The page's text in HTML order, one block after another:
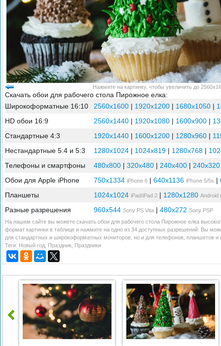
Нажмите на картинку, чтобы увеличить до
Скачать обои для рабочего стола Пирожное елка:
Широкоформатные 16:10
2560x1600 | 1920x1200 | 1680x1050 |
HD обои 16:9
2560x1440 | 1920x1080 | 1600x900 |
Стандартные 4:3
1920x1440 | 1600x1200 | 1280x960 |
Нестандартные 5:4 и 5:3
1280x1024 | 1024x819 | 1280x768 |
Телефоны и смартфоны
480x800 | 320x480 | 240x400 | 240x320
Обои для Apple iPhone
750x1334 iPhone 6 | 640x1136 iPhone 5/5s |
Планшеты
1024x1024 iPad/iPad 2 | 1280x1280 Android
Разные разрешения 960x544 Sony PS Vita | 480x272 Sony PSP
На нашем сайте вы можете скачать обои для рабочего стола Пирожное елка
формат картинки в таблице и нажмите на одно из 34 доступных разрешений. Вы
для стандартных и широкоформатных мониторов, но и для телефонов, планшетов и
Теги: Новый год Праздник Праздники